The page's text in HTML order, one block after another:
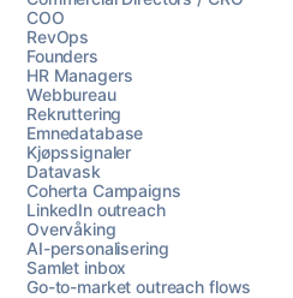
COO
RevOps
Founders
HR Managers
Webbureau
Rekruttering
Emnedatabase
Kjøpssignaler
Datavask
Coherta Campaigns
LinkedIn outreach
Overvåking
AI-personalisering
Samlet inbox
Go-to-market outreach flows